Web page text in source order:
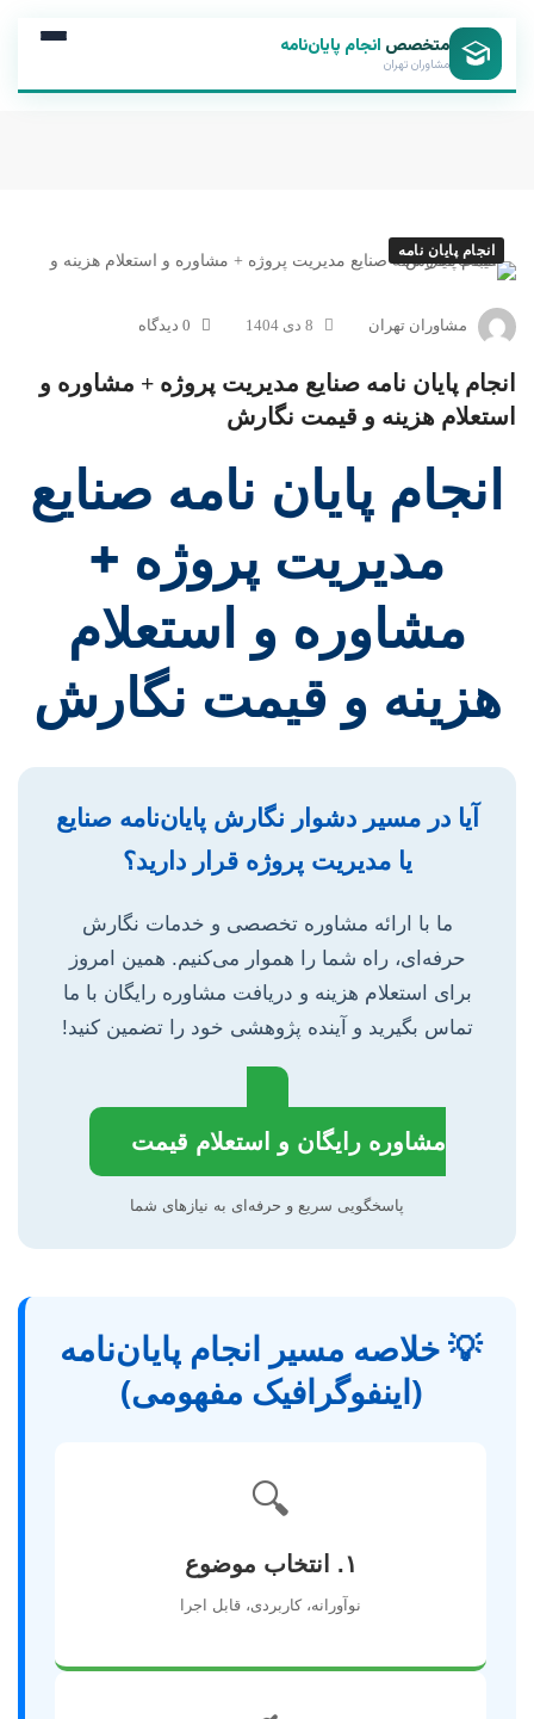
متخصص انجام پایان‌نامه
مشاوران تهران
انجام پایان نامه
مشاوران تهران 8 دی 1404 0 دیدگاه
انجام پایان نامه صنایع مدیریت پروژه + مشاوره و
استعلام هزینه و قیمت نگارش
انجام پایان نامه صنایع
مدیریت پروژه +
مشاوره و استعلام
هزینه و قیمت نگارش
آیا در مسیر دشوار نگارش پایان‌نامه صنایع
یا مدیریت پروژه قرار دارید؟
ما با ارائه مشاوره تخصصی و خدمات نگارش
حرفه‌ای، راه شما را هموار می‌کنیم. همین امروز
برای استعلام هزینه و دریافت مشاوره رایگان با ما
تماس بگیرید و آینده پژوهشی خود را تضمین کنید!
مشاوره رایگان و استعلام قیمت
پاسخگویی سریع و حرفه‌ای به نیازهای شما
💡 خلاصه مسیر انجام پایان‌نامه
(اینفوگرافیک مفهومی)
🔍
۱. انتخاب موضوع
نوآورانه، کاربردی، قابل اجرا